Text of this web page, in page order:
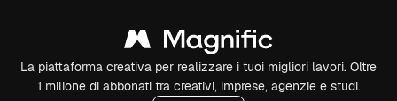
La piattaforma creativa per realizzare i tuoi migliori lavori. Oltre
1 milione di abbonati tra creativi, imprese, agenzie e studi.